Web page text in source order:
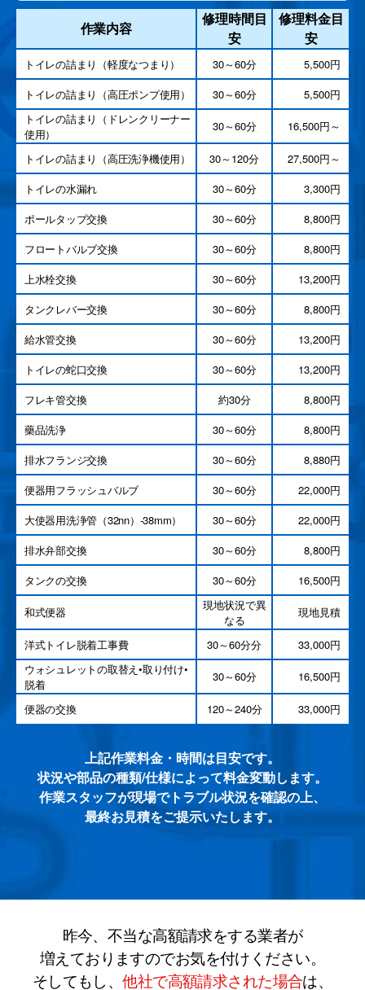
作業内容
修理時間目
安
修理料金目
安
トイレの詰まり（軽度なつまり） 30～60分
5,500円
トイレの詰まり（高圧ポンプ使用）
30～60分
5,500円
トイレの詰まり（ドレンクリーナー
使用）
30～60分 16,500円～
トイレの詰まり（高圧洗浄機使用） 30～120分
27,500円～
トイレの水漏れ
30～60分
3,300円
ポールタップ交換
30～60分
8,800円
フロートバルブ交換
30～60分
8,800円
上水栓交換
30～60分
13,200円
タンクレバー交換
30～60分
8,800円
給水管交換
30～60分
13,200円
トイレの蛇口交換
30～60分
13,200円
フレキ管交換
約30分
8,800円
藥品洗浄
30～60分
8,800円
排水フランジ交換
30～60分
8,880円
便器用フラッシュバルブ
30～60分
22,000円
大使器用洗浄管（32nn）-38mm）
30～60分
22,000円
排水弁部交換
30～60分
8,800円
タンクの交換
30～60分 16,500円
和式便器
現地状況で異
なる
現地見積
洋式トイレ脱着工事費 30～60分分
33,000円
ウォシュレットの取替え•取り付け•
脱着
30～60分 16,500円
便器の交換 120～240分 33,000円
上記作業料金・時間は目安です。
状況や部品の種類/仕様によって料金変動します。
作業スタッフが現場でトラブル状況を確認の上、
最終お見積をご提示いたします。
昨今、不当な高額請求をする業者が
増えておりますのでお気を付けください。
そしてもし、他社で高額請求された場合は、